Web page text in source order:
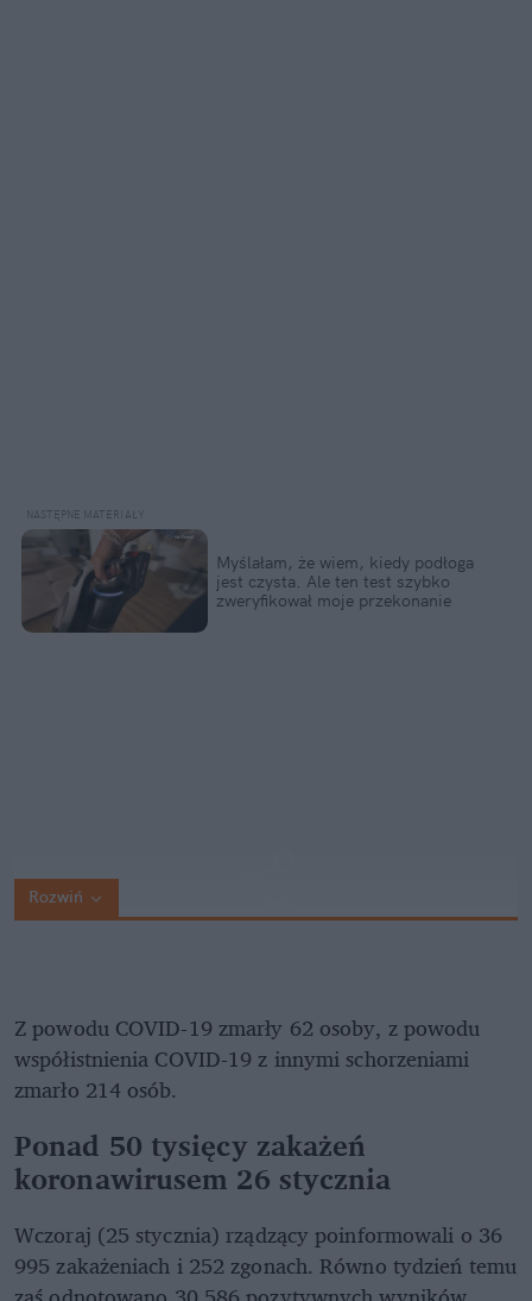
Myślałam, że wiem, kiedy podłoga
jest czysta. Ale ten test szybko
zweryfikował moje przekonanie
Rozwiń
Z powodu COVID-19 zmarły 62 osoby, z powodu
współistnienia COVID-19 z innymi schorzeniami
zmarło 214 osób.
Ponad 50 tysięcy zakażeń
koronawirusem 26 stycznia
Wczoraj (25 stycznia) rządzący poinformowali o 36
995 zakażeniach i 252 zgonach. Równo tydzień temu